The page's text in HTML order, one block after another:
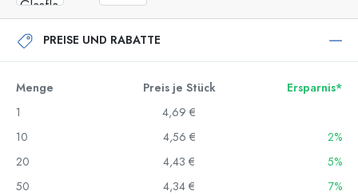
PREISE UND RABATTE
Menge Preis je Stück
Ersparnis*
1
4,69 €
10
4,56 €
2%
20
4,43 €
5%
50
4,34 €
7%